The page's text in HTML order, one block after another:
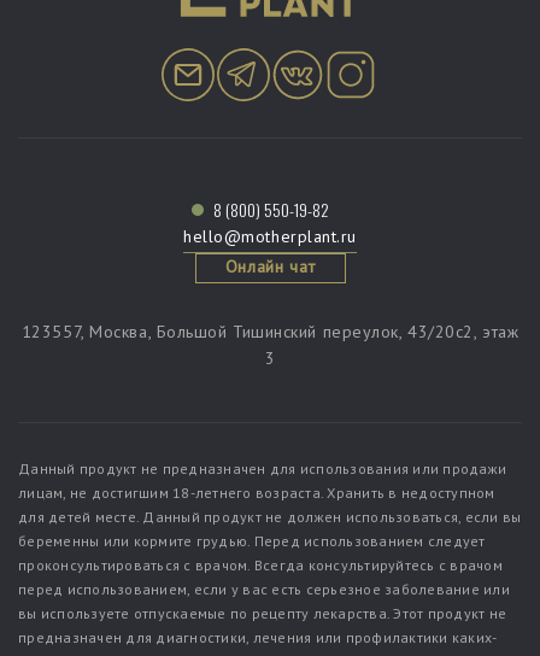
8 (800) 550-19-82
hello@motherplant.ru
Онлайн чат
123557, Москва, Большой Тишинский переулок, 43/20c2, этаж
3
Данный продукт не предназначен для использования или продажи
лицам, не достигшим 18-летнего возраста. Хранить в недоступном
для детей месте. Данный продукт не должен использоваться, если вы
беременны или кормите грудью. Перед использованием следует
проконсультироваться с врачом. Всегда консультируйтесь с врачом
перед использованием, если у вас есть серьезное заболевание или
вы используете отпускаемые по рецепту лекарства. Этот продукт не
предназначен для диагностики, лечения или профилактики каких-